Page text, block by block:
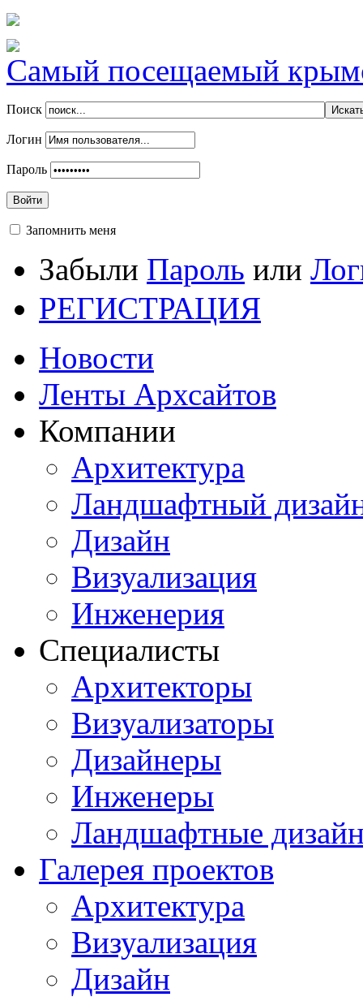
Самый посещаемый
Поиск
Логин
Пароль
Войти
Запомнить меня
Забыли Пароль или
РЕГИСТРАЦИЯ
Новости
Ленты Архсайтов
Компании
Архитектура
Ландшафтный
Дизайн
Визуализация
Инженерия
Специалисты
Архитекторы
Визуализаторы
Дизайнеры
Инженеры
Ландшафтные
Галерея проектов
Архитектура
Визуализация
Дизайн